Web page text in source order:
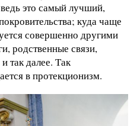
это самый лучший,
куда чаще
совершенно другими
родственные связи,
так далее. Так
в протекционизм.